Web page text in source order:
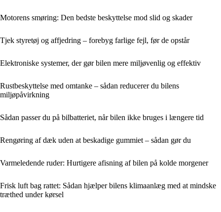
Motorens smøring: Den bedste beskyttelse mod slid og skader
Tjek styretøj og affjedring – forebyg farlige fejl, før de opstår
Elektroniske systemer, der gør bilen mere miljøvenlig og effektiv
Rustbeskyttelse med omtanke – sådan reducerer du bilens
miljøpåvirkning
Sådan passer du på bilbatteriet, når bilen ikke bruges i længere tid
Rengøring af dæk uden at beskadige gummiet – sådan gør du
Varmeledende ruder: Hurtigere afisning af bilen på kolde morgener
Frisk luft bag rattet: Sådan hjælper bilens klimaanlæg med at mindske
træthed under kørsel